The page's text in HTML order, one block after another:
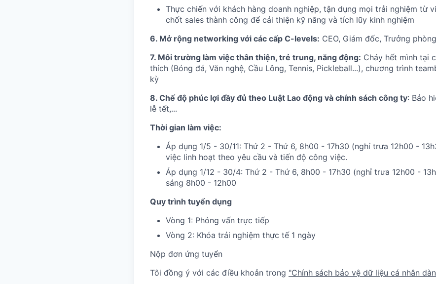
Thực chiến với khách hàng doanh nghiệp, tận dụng mọi trải nghiệm từ
chốt sales thành công để cải thiện kỹ năng và tích lũy kinh nghiệm
6. Mở rộng networking với các cấp C-levels: CEO, Giám đốc, Trưởng
7. Môi trường làm việc thân thiện, trẻ trung, năng động: Cháy hết mình tại
thích (Bóng đá, Văn nghệ, Cầu Lông, Tennis, Pickleball...), chương trình
kỳ
8. Chế độ phúc lợi đầy đủ theo Luật Lao động và chính sách công ty: Bảo
lễ tết,...
Thời gian làm việc:
Áp dụng 1/5 - 30/11: Thứ 2 - Thứ 6, 8h00 - 17h30 (nghỉ trưa 12h00 -
việc linh hoạt theo yêu cầu và tiến độ công việc.
Áp dụng 1/12 - 30/4: Thứ 2 - Thứ 6, 8h00 - 17h30 (nghỉ trưa 12h00 -
sáng 8h00 - 12h00
Quy trình tuyển dụng
Vòng 1: Phỏng vấn trực tiếp
Vòng 2: Khóa trải nghiệm thực tế 1 ngày
Nộp đơn ứng tuyển
Tôi đồng ý với các điều khoản trong "Chính sách bảo vệ dữ liệu cá nhân